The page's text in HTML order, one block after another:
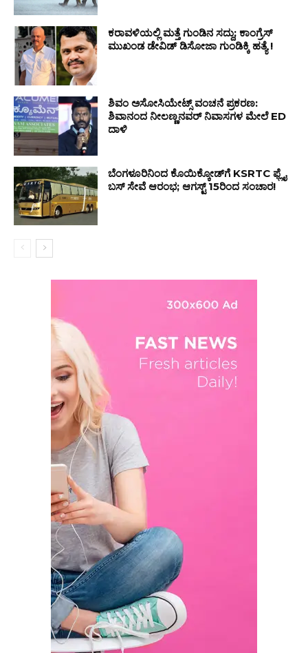
ಕರಾವಳಿಯಲ್ಲಿ ಮತ್ತೆ ಗುಂಡಿನ ಸದ್ದು; ಕಾಂಗ್ರೆಸ್
ಮುಖಂಡ ಡೇವಿಡ್ ಡಿಸೋಜಾ ಗುಂಡಿಕ್ಕಿ ಹತ್ಯೆ !
ಶಿವಂ ಅಸೋಸಿಯೇಟ್ಸ್ ವಂಚನೆ ಪ್ರಕರಣ:
ಶಿವಾನಂದ ನೀಲಣ್ಣನವರ್ ನಿವಾಸಗಳ ಮೇಲೆ ED
ದಾಳಿ
ಬೆಂಗಳೂರಿನಿಂದ ಕೊಯಿಕ್ಕೋಡ್‌ಗೆ KSRTC ಫ್ಲೈ
ಬಸ್ ಸೇವೆ ಆರಂಭ; ಆಗಸ್ಟ್ 15ರಿಂದ ಸಂಚಾರ!